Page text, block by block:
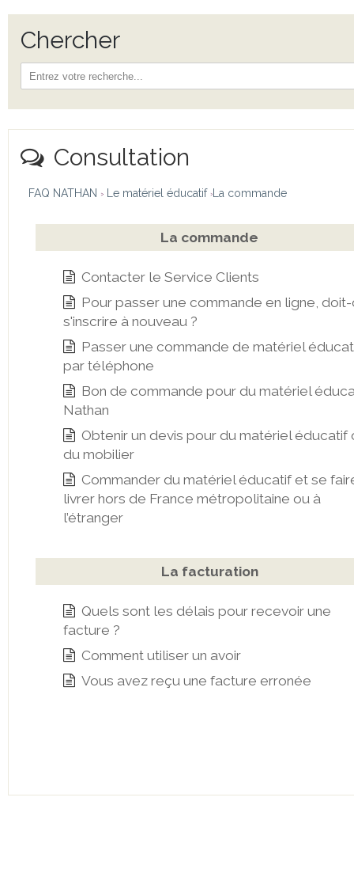
Chercher
Consultation
FAQ NATHAN Le matériel éducatif La commande
La commande
Contacter le Service Clients
Pour passer une commande en ligne,
s'inscrire à nouveau ?
Passer une commande de matériel
par téléphone
Bon de commande pour du matériel
Nathan
Obtenir un devis pour du matériel éducatif
du mobilier
Commander du matériel éducatif et se
livrer hors de France métropolitaine ou à
l’étranger
La facturation
Quels sont les délais pour recevoir une
facture ?
Comment utiliser un avoir
Vous avez reçu une facture erronée